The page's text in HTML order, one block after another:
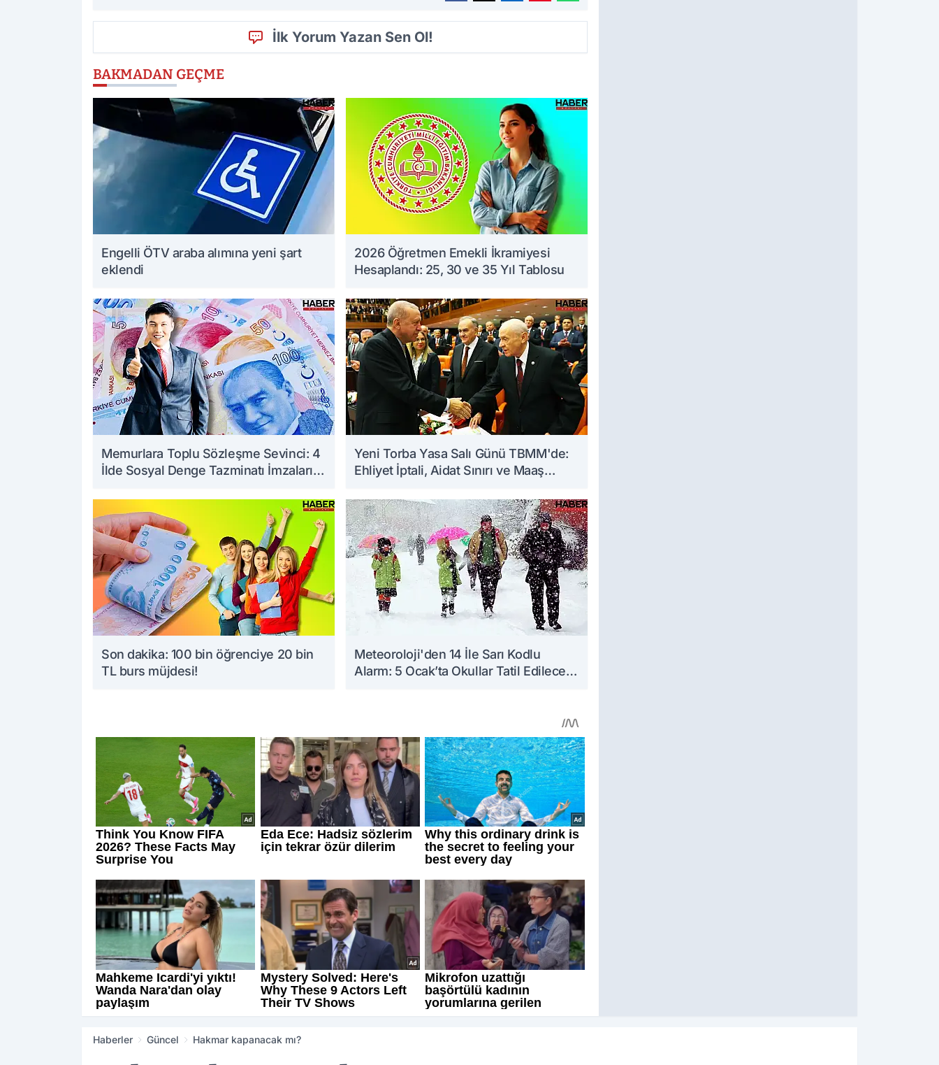
İlk Yorum Yazan Sen Ol!
BAKMADAN GEÇME
Engelli ÖTV araba alımına yeni şart
eklendi
2026 Öğretmen Emekli İkramiyesi
Hesaplandı: 25, 30 ve 35 Yıl Tablosu
Memurlara Toplu Sözleşme Sevinci: 4
İlde Sosyal Denge Tazminatı İmzaları
Yeni Torba Yasa Salı Günü TBMM'de:
Ehliyet İptali, Aidat Sınırı ve Maaş
Son dakika: 100 bin öğrenciye 20 bin
TL burs müjdesi!
Meteoroloji'den 14 İle Sarı Kodlu
Alarm: 5 Ocak’ta Okullar Tatil Edilecek
Haberler Güncel Hakmar kapanacak mı?